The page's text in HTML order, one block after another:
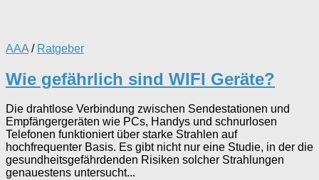
AAA / Ratgeber
Wie gefährlich sind WIFI Geräte?
Die drahtlose Verbindung zwischen Sendestationen und
Empfängergeräten wie PCs, Handys und schnurlosen
Telefonen funktioniert über starke Strahlen auf
hochfrequenter Basis. Es gibt nicht nur eine Studie, in der die
gesundheitsgefährdenden Risiken solcher Strahlungen
genauestens untersucht...